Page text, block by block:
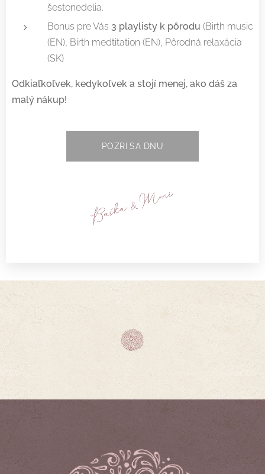
šestonedelia.
Bonus pre Vás 3 playlisty k pôrodu (Birth music
(EN), Birth medtitation (EN), Pôrodná relaxácia
(SK)
Odkiaľkoľvek, kedykoľvek a stojí menej, ako dáš za
malý nákup!
POZRI SA DNU